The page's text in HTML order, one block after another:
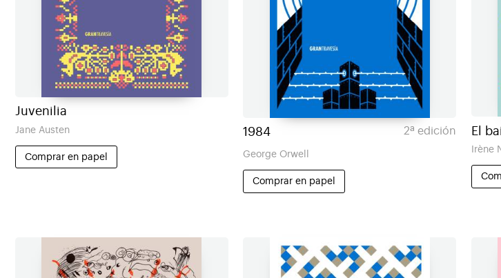
Juvenilia
Jane Austen
Comprar en papel
1984 2ª edición
George Orwell
Comprar en papel
El
Irène